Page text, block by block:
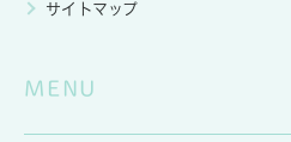
サイトマップ
MENU